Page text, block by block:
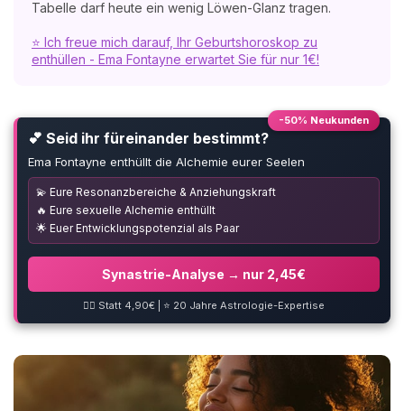
Tabelle darf heute ein wenig Löwen-Glanz tragen.
⭐ Ich freue mich darauf, Ihr Geburtshoroskop zu
enthüllen - Ema Fontayne erwartet Sie für nur 1€!
-50% Neukunden
💕 Seid ihr füreinander bestimmt?
Ema Fontayne enthüllt die Alchemie eurer Seelen
💫 Eure Resonanzbereiche & Anziehungskraft
🔥 Eure sexuelle Alchemie enthüllt
🌟 Euer Entwicklungspotenzial als Paar
Synastrie-Analyse → nur 2,45€
❤️‍🔥 Statt 4,90€ | ⭐ 20 Jahre Astrologie-Expertise